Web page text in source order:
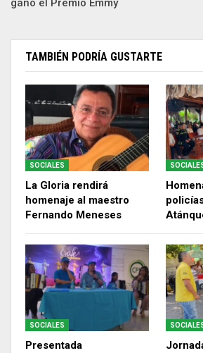
ganó el Premio Emmy
TAMBIÉN PODRÍA GUSTARTE
SOCIALES
La Gloria rendirá
homenaje al maestro
Fernando Meneses
SOCIALES
Presentada